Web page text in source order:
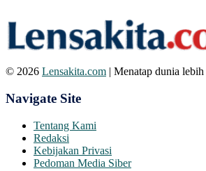
© 2026 Lensakita.com | Menatap dunia lebih
Navigate Site
Tentang Kami
Redaksi
Kebijakan Privasi
Pedoman Media Siber